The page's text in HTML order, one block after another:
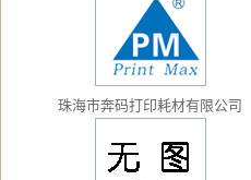
珠海市奔码打印耗材有限公司